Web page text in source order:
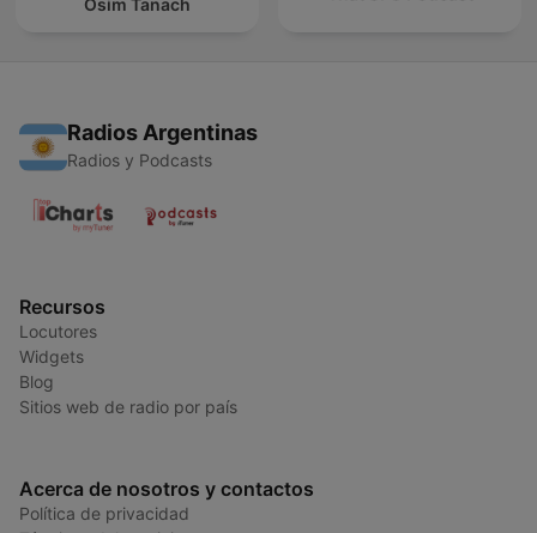
Radios Argentinas
Radios y Podcasts
Recursos
Locutores
Widgets
Blog
Sitios web de radio por país
Acerca de nosotros y contactos
Política de privacidad